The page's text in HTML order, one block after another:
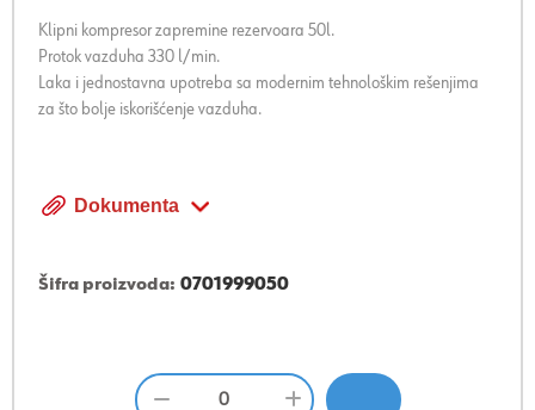
Klipni kompresor zapremine rezervoara 50l.
Protok vazduha 330 l/min.
Laka i jednostavna upotreba sa modernim tehnološkim rešenjima
za što bolje iskorišćenje vazduha.
Dokumenta
Šifra proizvoda: 0701999050